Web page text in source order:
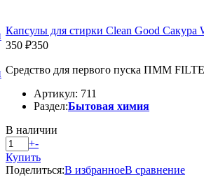
Капсулы для стирки Clean Good Сакура
350 ₽350
Средство для первого пуска ПММ
Артикул: 711
Раздел:Бытовая химия
В наличии
+-
Купить
Поделиться:В избранноеВ сравнение